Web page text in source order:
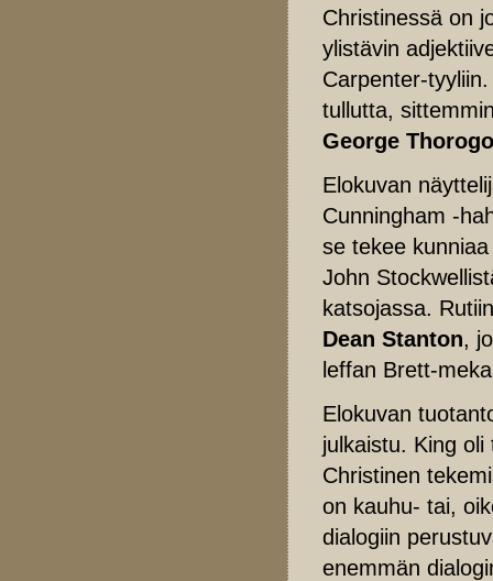
Christinessä on
ylistävin
Carpenter-
tullutta,
George
Elokuvan
Cunningham -
se tekee
John
katsojassa.
Dean Stanton,
leffan Brett-
Elokuvan
julkaistu. King
Christinen
on kauhu- tai,
dialogiin
enemmän